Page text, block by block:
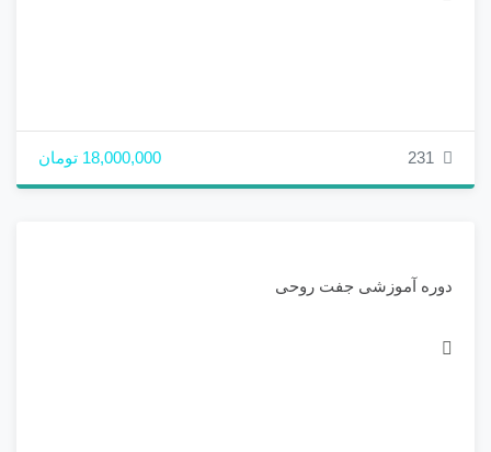
231 18,000,000 تومان
دوره آموزشی جفت روحی